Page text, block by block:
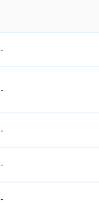
-
-
-
-
-